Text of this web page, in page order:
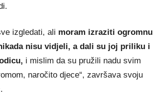
izgledati, ali moram izraziti ogromnu
nisu vidjeli, a dali su joj priliku i
i mislim da su pružili nadu svim
naročito djece“, završava svoju